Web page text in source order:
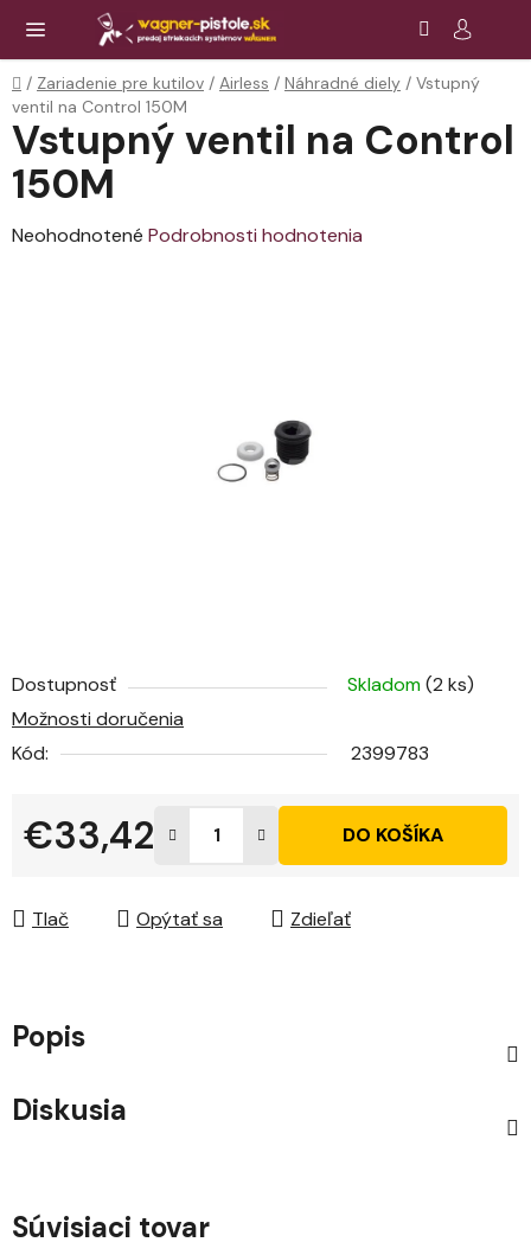
obsah
Domov
/ Zariadenie pre kutilov / Airless / Náhradné diely / Vstupný
ventil na Control 150M
Dostupnosť Skladom(2 ks)
Možnosti doručenia
Kód:
2399783
€33,42 DO KOŠÍKA
Tlač Opýtať sa Zdieľať
Vstupný ventil na Control
150M
Priemerné
Neohodnotené Podrobnosti hodnotenia
Popis
Diskusia
Súvisiaci tovar